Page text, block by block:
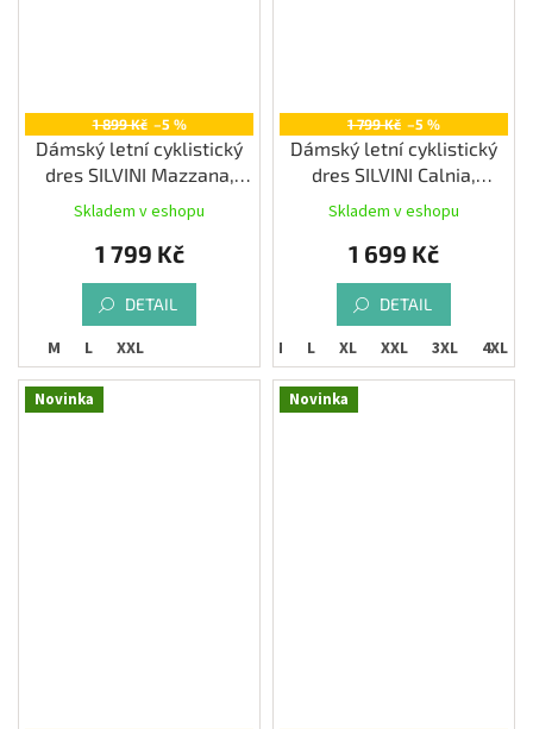
1 899 Kč –5 %
Dámský letní cyklistický
dres SILVINI Mazzana,
cloud/ocean
Skladem v eshopu
1 799 Kč
DETAIL
M L XXL
1 799 Kč –5 %
Dámský letní cyklistický
dres SILVINI Calnia,
lilac/white
Skladem v eshopu
1 699 Kč
DETAIL
M L XL XXL 3XL 4XL
Novinka Novinka